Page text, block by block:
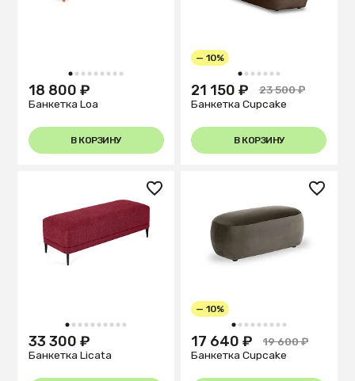
1 2 3 4 5 6 7 8 9
18 800 ₽
Банкетка Loa
В КОРЗИНУ
1 2 3 4 5 6 7
— 10%
21 150 ₽
23 500 ₽
Банкетка Cupcake
В КОРЗИНУ
1 2 3 4 5 6 7 8 9 10
33 300 ₽
Банкетка Licata
1 2 3 4 5 6 7 8 9
— 10%
17 640 ₽
19 600 ₽
Банкетка Cupcake